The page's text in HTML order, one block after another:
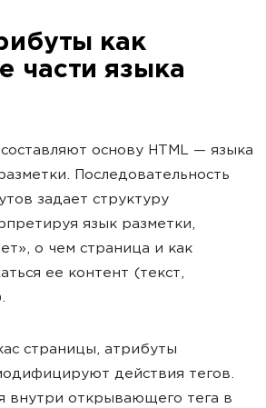
как
части языка
основу HTML — языка
Последовательность
задает структуру
язык разметки,
о чем страница и как
ее контент (текст,
страницы, атрибуты
действия тегов.
внутри открывающего тега в